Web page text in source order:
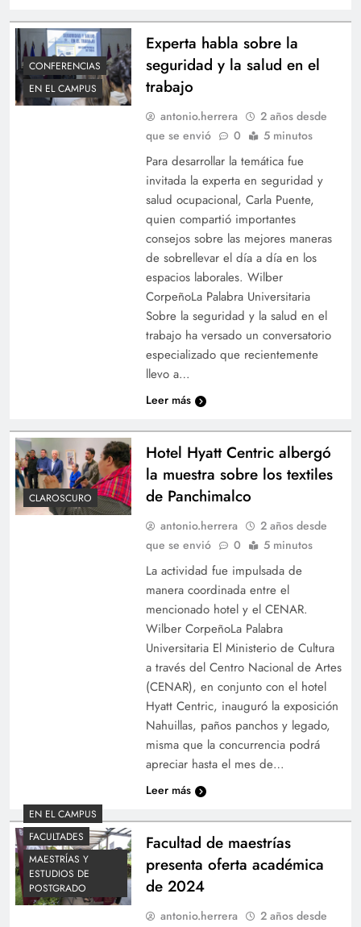
CONFERENCIAS
EN EL CAMPUS
Experta habla sobre la
seguridad y la salud en el
trabajo
antonio.herrera
2 años desde
que se envió
0 5 minutos
Para desarrollar la temática fue
invitada la experta en seguridad y
salud ocupacional, Carla Puente,
quien compartió importantes
consejos sobre las mejores maneras
de sobrellevar el día a día en los
espacios laborales. Wilber
CorpeñoLa Palabra Universitaria
Sobre la seguridad y la salud en el
trabajo ha versado un conversatorio
especializado que recientemente
llevo a…
Leer más
CLAROSCURO
Hotel Hyatt Centric albergó
la muestra sobre los textiles
de Panchimalco
antonio.herrera
2 años desde
que se envió
0 5 minutos
La actividad fue impulsada de
manera coordinada entre el
mencionado hotel y el CENAR.
Wilber CorpeñoLa Palabra
Universitaria El Ministerio de Cultura
a través del Centro Nacional de Artes
(CENAR), en conjunto con el hotel
Hyatt Centric, inauguró la exposición
Nahuillas, paños panchos y legado,
misma que la concurrencia podrá
apreciar hasta el mes de…
Leer más
EN EL CAMPUS
FACULTADES
MAESTRÍAS Y
ESTUDIOS DE
POSTGRADO
Facultad de maestrías
presenta oferta académica
de 2024
antonio.herrera
2 años desde